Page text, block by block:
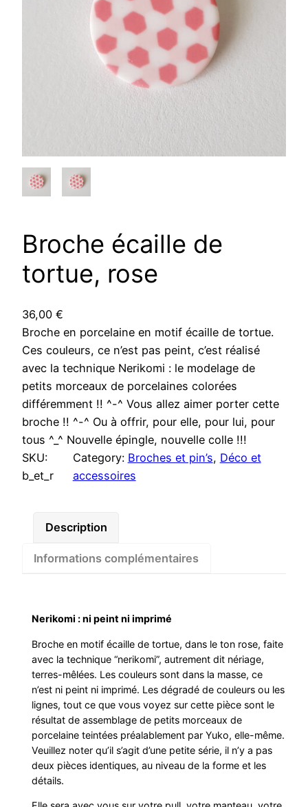
Broche écaille de
tortue, rose
36,00 €
Broche en porcelaine en motif écaille de tortue.
Ces couleurs, ce n’est pas peint, c’est réalisé
avec la technique Nerikomi : le modelage de
petits morceaux de porcelaines colorées
différemment !! ^-^ Vous allez aimer porter cette
broche !! ^-^ Ou à offrir, pour elle, pour lui, pour
tous ^_^ Nouvelle épingle, nouvelle colle !!!
SKU:
b_et_r
Category: Broches et pin’s, Déco et
accessoires
Description
Informations complémentaires
Nerikomi : ni peint ni imprimé
Broche en motif écaille de tortue, dans le ton rose, faite
avec la technique “nerikomi”, autrement dit nériage,
terres-mêlées. Les couleurs sont dans la masse, ce
n’est ni peint ni imprimé. Les dégradé de couleurs ou les
lignes, tout ce que vous voyez sur cette pièce sont le
résultat de assemblage de petits morceaux de
porcelaine teintées préalablement par Yuko, elle-même.
Veuillez noter qu’il s’agit d’une petite série, il n’y a pas
deux pièces identiques, au niveau de la forme et les
détails.